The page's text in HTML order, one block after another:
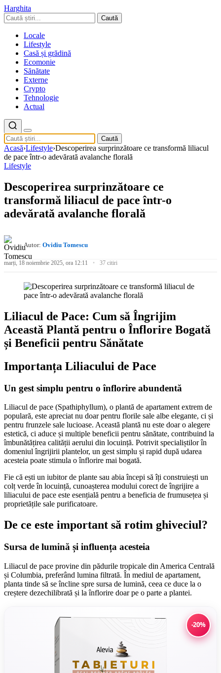
Harghita
Caută
Locale
Lifestyle
Casă și grădină
Ecomonie
Sănătate
Externe
Crypto
Tehnologie
Actual
Caută
Acasă›Lifestyle›Descoperirea surprinzătoare ce transformă liliacul
de pace într-o adevărată avalanche florală
Lifestyle
Descoperirea surprinzătoare ce
transformă liliacul de pace într-o
adevărată avalanche florală
Autor: Ovidiu Tomescu
marți, 18 noiembrie 2025, ora 12:11 37 citiri
Liliacul de Pace: Cum să Îngrijim
Această Plantă pentru o Înflorire Bogată
și Beneficii pentru Sănătate
Importanța Liliacului de Pace
Un gest simplu pentru o înflorire abundentă
Liliacul de pace (Spathiphyllum), o plantă de apartament extrem de
populară, este apreciat nu doar pentru florile sale albe elegante, ci și
pentru frunzele sale lucioase. Această plantă nu este doar o alegere
estetică, ci aduce și multiple beneficii pentru sănătate, contribuind la
îmbunătățirea calității aerului din locuință. Potrivit specialiștilor în
domeniul îngrijirii plantelor, un gest simplu și rapid după udarea
acesteia poate stimula o înflorire mai bogată.
Fie că ești un iubitor de plante sau abia începi să îți construiești un
colț verde în locuință, cunoașterea modului corect de îngrijire a
liliacului de pace este esențială pentru a beneficia de frumusețea și
proprietățile sale purificatoare.
De ce este important să rotim ghiveciul?
Sursa de lumină și influența acesteia
Liliacul de pace provine din pădurile tropicale din America Centrală
și Columbia, preferând lumina filtrată. În mediul de apartament,
planta tinde să se încline spre sursa de lumină, ceea ce duce la o
creștere dezechilibrată și la înflorire doar pe o parte a plantei.
-20%